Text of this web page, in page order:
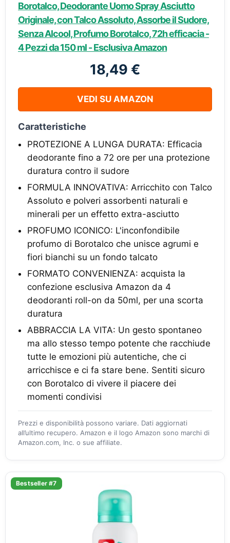
Borotalco, Deodorante Uomo Spray Asciutto
Originale, con Talco Assoluto, Assorbe il Sudore,
Senza Alcool, Profumo Borotalco, 72h efficacia -
4 Pezzi da 150 ml - Esclusiva Amazon
18,49 €
VEDI SU AMAZON
Caratteristiche
PROTEZIONE A LUNGA DURATA: Efficacia
deodorante fino a 72 ore per una protezione
duratura contro il sudore
FORMULA INNOVATIVA: Arricchito con Talco
Assoluto e polveri assorbenti naturali e
minerali per un effetto extra-asciutto
PROFUMO ICONICO: L'inconfondibile
profumo di Borotalco che unisce agrumi e
fiori bianchi su un fondo talcato
FORMATO CONVENIENZA: acquista la
confezione esclusiva Amazon da 4
deodoranti roll-on da 50ml, per una scorta
duratura
ABBRACCIA LA VITA: Un gesto spontaneo
ma allo stesso tempo potente che racchiude
tutte le emozioni più autentiche, che ci
arricchisce e ci fa stare bene. Sentiti sicuro
con Borotalco di vivere il piacere dei
momenti condivisi
Prezzi e disponibilità possono variare. Dati aggiornati
all’ultimo recupero. Amazon e il logo Amazon sono marchi di
Amazon.com, Inc. o sue affiliate.
Bestseller #7